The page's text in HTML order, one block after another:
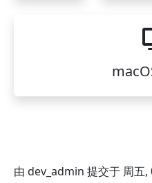
由 dev_admin 提交于 周五,